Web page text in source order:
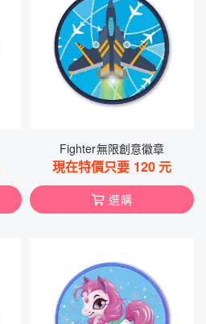
Fighter無限創意徽章
現在特價只要 120 元
選購